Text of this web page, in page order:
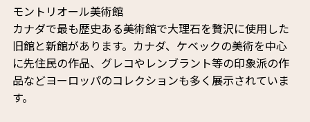
モントリオール美術館
カナダで最も歴史ある美術館で大理石を贅沢に使用した
旧館と新館があります。カナダ、ケベックの美術を中心
に先住民の作品、グレコやレンブラント等の印象派の作
品などヨーロッパのコレクションも多く展示されていま
す。